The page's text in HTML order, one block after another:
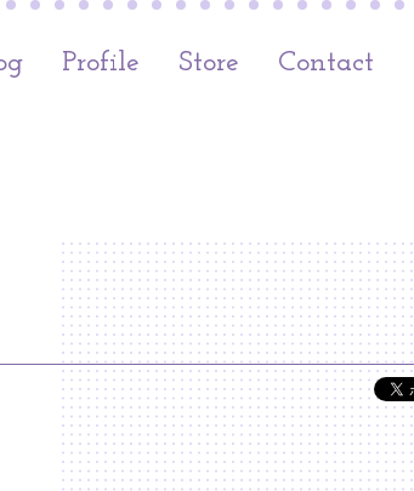
Profile Store Contact